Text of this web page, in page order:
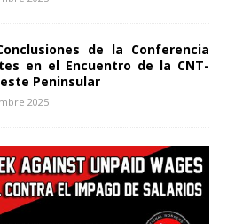
de la Conferencia
en el Encuentro de la CNT-
Peninsular
2025